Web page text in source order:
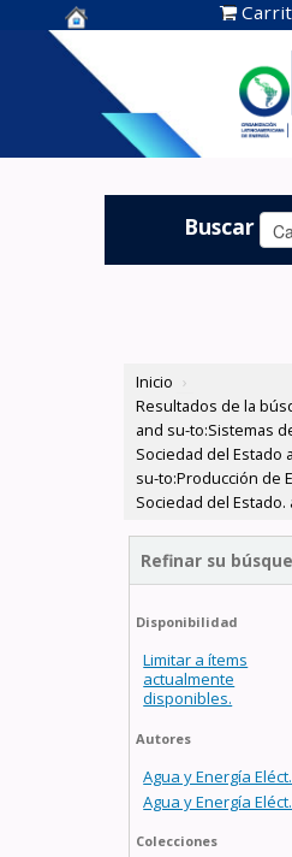
Centro de
Documentación
OLADE -
Buscar
Inicio ›
Resultados de la
and su-to:Sistemas
Sociedad del Estado
su-to:Producción de
Sociedad del Estado.
Refinar su
Disponibilidad
Limitar a ítems
actualmente
disponibles.
Autores
Agua y Energía
Agua y Energía
Colecciones